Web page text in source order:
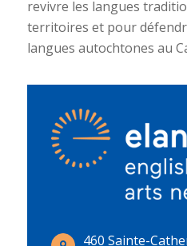
revivre les langues
territoires et pour
langues autochtones au
460 Sainte-